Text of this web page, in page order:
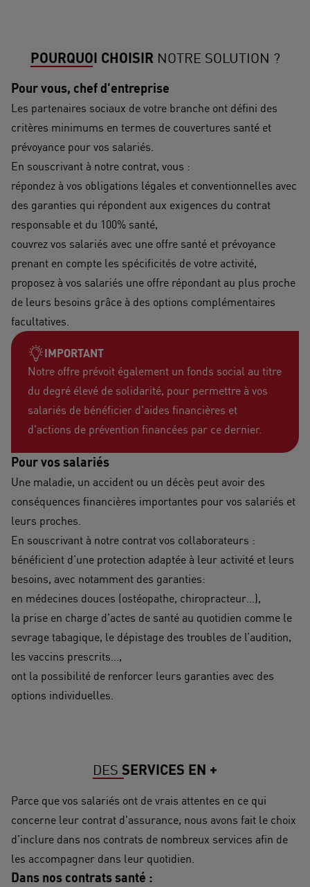
POURQUOI CHOISIRNOTRE SOLUTION ?
Pour vous, chef d'entreprise
Les partenaires sociaux de votre branche ont défini des
critères minimums en termes de couvertures santé et
prévoyance pour vos salariés.
En souscrivant à notre contrat, vous :
répondez à vos obligations légales et conventionnelles avec
des garanties qui répondent aux exigences du contrat
responsable et du 100% santé,
couvrez vos salariés avec une offre santé et prévoyance
prenant en compte les spécificités de votre activité,
proposez à vos salariés une offre répondant au plus proche
de leurs besoins grâce à des options complémentaires
facultatives.
IMPORTANT
Notre offre prévoit également un fonds social au titre
du degré élevé de solidarité, pour permettre à vos
salariés de bénéficier d'aides financières et
d'actions de prévention financées par ce dernier.
Pour vos salariés
Une maladie, un accident ou un décès peut avoir des
conséquences financières importantes pour vos salariés et
leurs proches.
En souscrivant à notre contrat vos collaborateurs :
bénéficient d’une protection adaptée à leur activité et leurs
besoins, avec notamment des garanties:
en médecines douces (ostéopathe, chiropracteur…),
la prise en charge d'actes de santé au quotidien comme le
sevrage tabagique, le dépistage des troubles de l’audition,
les vaccins prescrits...,
ont la possibilité de renforcer leurs garanties avec des
options individuelles.
DES SERVICES EN +
Parce que vos salariés ont de vrais attentes en ce qui
concerne leur contrat d'assurance, nous avons fait le choix
d'inclure dans nos contrats de nombreux services afin de
les accompagner dans leur quotidien.
Dans nos contrats santé :